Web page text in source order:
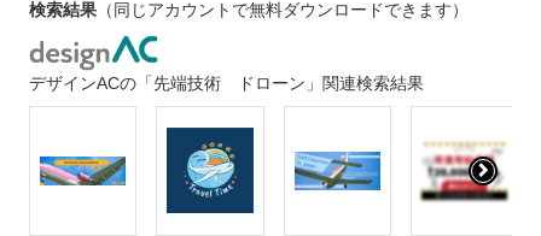
検索結果 （同じアカウントで無料ダウンロードできます）
デザインACの「先端技術 ドローン」関連検索結果